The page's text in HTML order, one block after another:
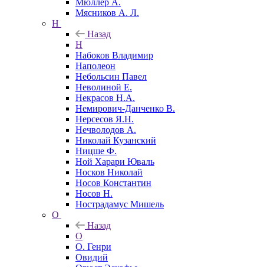
Мюллер А.
Мясников А. Л.
Н
Назад
Н
Набоков Владимир
Наполеон
Небольсин Павел
Неволиной Е.
Некрасов Н.А.
Немирович-Данченко В.
Нерсесов Я.Н.
Нечволодов А.
Николай Кузанский
Ницше Ф.
Ной Харари Юваль
Носков Николай
Носов Константин
Носов Н.
Нострадамус Мишель
О
Назад
О
О. Генри
Овидий